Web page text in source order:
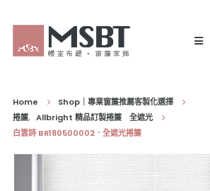
Home
Shop｜專業窗簾推薦客製化選擇
捲簾, Allbright 精品訂製捲簾 全遮光
白雲詩 BR180500002．全遮光捲簾